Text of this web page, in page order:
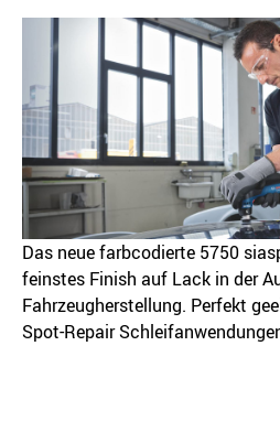
Das neue farbcodierte 5750
feinstes Finish auf Lack in der
Fahrzeugherstellung. Perfekt
Spot-Repair